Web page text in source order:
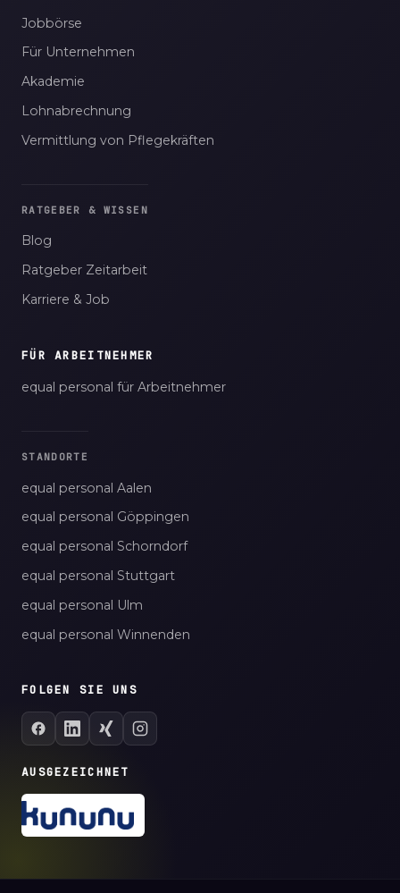
Jobbörse
Für Unternehmen
Akademie
Lohnabrechnung
Vermittlung von Pflegekräften
RATGEBER & WISSEN
Blog
Ratgeber Zeitarbeit
Karriere & Job
FÜR ARBEITNEHMER
equal personal für Arbeitnehmer
STANDORTE
equal personal Aalen
equal personal Göppingen
equal personal Schorndorf
equal personal Stuttgart
equal personal Ulm
equal personal Winnenden
FOLGEN SIE UNS
AUSGEZEICHNET